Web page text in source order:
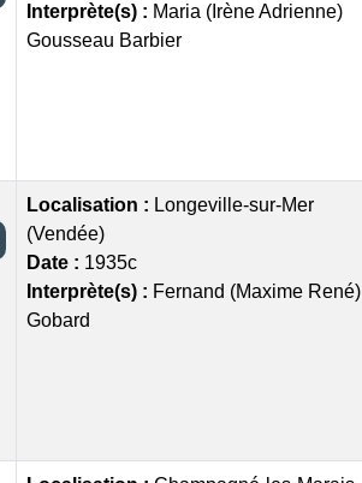
Interprète(s) : Maria (Irène Adrienne)
Gousseau Barbier
Localisation : Longeville-sur-Mer
(Vendée)
Date : 1935c
Interprète(s) : Fernand (Maxime René)
Gobard